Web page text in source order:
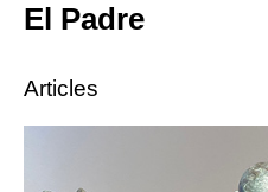
El Padre
Articles